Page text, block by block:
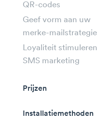
QR-codes
Geef vorm aan uw
merke-mailstrategie
Loyaliteit
SMS marketing
Prijzen
Installatiemethoden